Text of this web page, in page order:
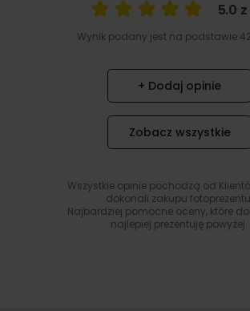
5.0
Wynik podany jest na podstawie
+ Dodaj opinie
Zobacz wszystkie
Wszystkie opinie pochodzą od
dokonali zakupu
Najbardziej pomocne oceny, które
najlepiej prezentuję powyżej.